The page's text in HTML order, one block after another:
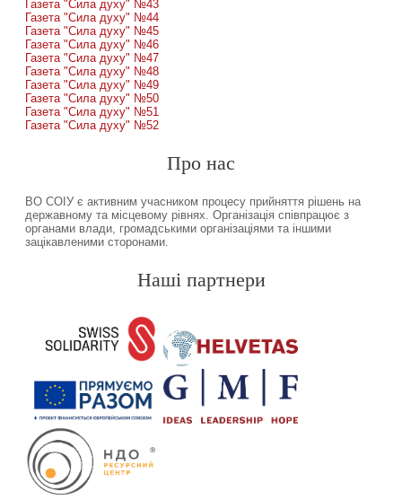
Газета "Сила духу" №43
Газета "Сила духу" №44
Газета "Сила духу" №45
Газета "Сила духу" №46
Газета "Сила духу" №47
Газета "Сила духу" №48
Газета "Сила духу" №49
Газета "Сила духу" №50
Газета "Сила духу" №51
Газета "Сила духу" №52
Про нас
ВО СОІУ є активним учасником процесу прийняття рішень на
державному та місцевому рівнях. Організація співпрацює з
органами влади, громадськими організаціями та іншими
зацікавленими сторонами.
Наші партнери